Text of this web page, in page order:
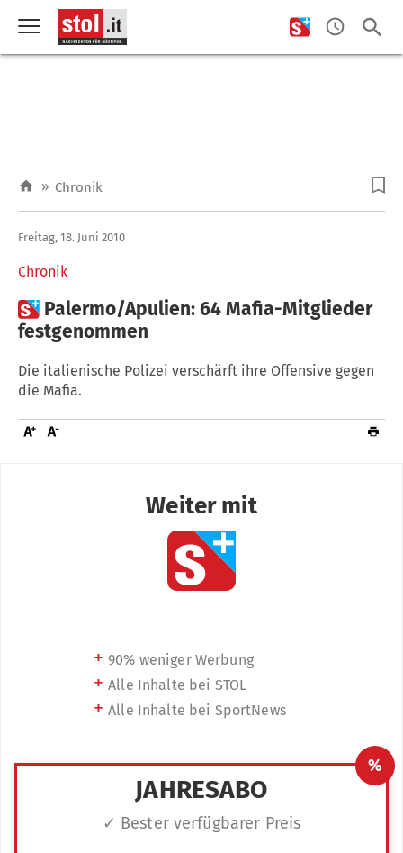
» Chronik
Chronik
Freitag, 18. Juni 2010
 Palermo/Apulien: 64 Mafia-Mitglieder
festgenommen
Die italienische Polizei verschärft ihre Offensive gegen
die Mafia.